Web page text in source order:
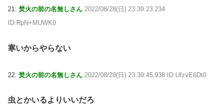
21: 焚火の前の名無しさん 2022/08/28(日) 23:39:23.234
ID:RpN+MUWK0
寒いからやらない
22: 焚火の前の名無しさん 2022/08/28(日) 23:39:45.938 ID:UfzvE6Dt0
虫とかいるよりいいだろ